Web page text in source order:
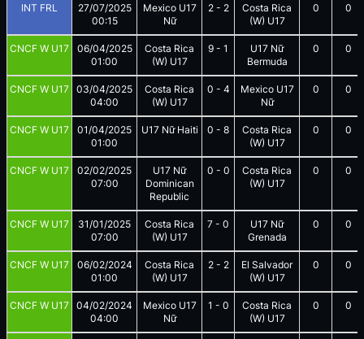
INT FRL
27/07/2025
00:15
Mexico U17
Nữ
2- 2
Costa Rica
(W) U17
0 0
CNCF W U17
06/04/2025
01:00
Costa Rica
(W) U17
9 - 1
U17 Nữ
Bermuda
0 0
CNCF W U17 03/04/2025
04:00
Costa Rica
(W) U17
0 - 4
Mexico U17
Nữ
0 0
CNCF W U17
01/04/2025
01:00
U17 Nữ Haiti 0 - 8
Costa Rica
(W) U17
0 0
CNCF W U17
02/02/2025
07:00
U17 Nữ
Dominican
Republic
0 - 0
Costa Rica
(W) U17
0 0
CNCF W U17
31/01/2025
07:00
Costa Rica
(W) U17
7 - 0
U17 Nữ
Grenada
0 0
CNCF W U17
06/02/2024
01:00
Costa Rica
(W) U17
2- 2
El Salvador
(W) U17
0 0
CNCF W U17 04/02/2024
04:00
Mexico U17
Nữ
1 - 0
Costa Rica
(W) U17
0 0